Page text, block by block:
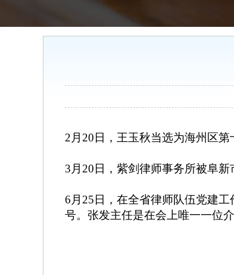
2 月 20 日，王玉秋当选为海州区第
3 月 20 日，紫剑律师事务所被阜新
6 月 25 日，在全省律师队伍党建
号。张发主任是在会上唯一一位